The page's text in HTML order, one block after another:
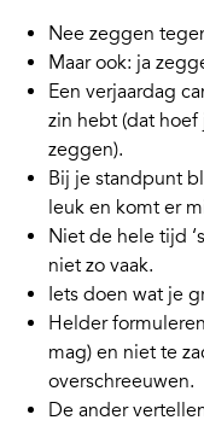
Nee zeggen
Maar ook: ja
Een verjaardag
zin hebt (dat
zeggen).
Bij je standpunt
leuk en komt er
Niet de hele tijd
niet zo vaak.
Iets doen wat je
Helder
mag) en niet te
overschreeuwen.
De ander